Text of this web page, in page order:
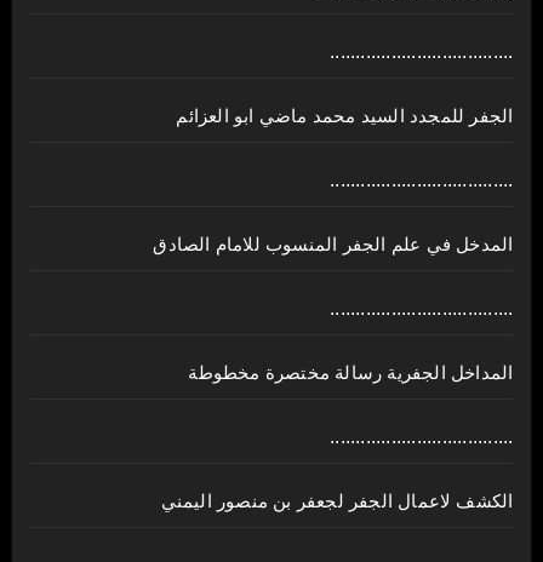
....................................
الجفر للمجدد السيد محمد ماضي ابو العزائم
....................................
المدخل في علم الجفر المنسوب للامام الصادق
....................................
المداخل الجفرية رسالة مختصرة مخطوطة
....................................
الكشف لاعمال الجفر لجعفر بن منصور اليمني